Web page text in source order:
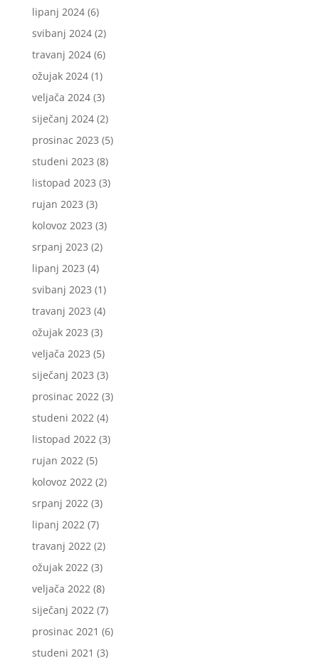
lipanj 2024(6)
svibanj 2024(2)
travanj 2024(6)
ožujak 2024(1)
veljača 2024(3)
siječanj 2024(2)
prosinac 2023 (5)
studeni 2023 (8)
listopad 2023 (3)
rujan 2023 (3)
kolovoz 2023 (3)
srpanj 2023 (2)
lipanj 2023 (4)
svibanj 2023 (1)
travanj 2023 (4)
ožujak 2023 (3)
veljača 2023 (5)
siječanj 2023 (3)
prosinac 2022(3)
studeni 2022(4)
listopad 2022(3)
rujan 2022(5)
kolovoz 2022(2)
srpanj 2022(3)
lipanj 2022(7)
travanj 2022(2)
ožujak 2022(3)
veljača 2022(8)
siječanj 2022(7)
prosinac 2021 (6)
studeni 2021 (3)